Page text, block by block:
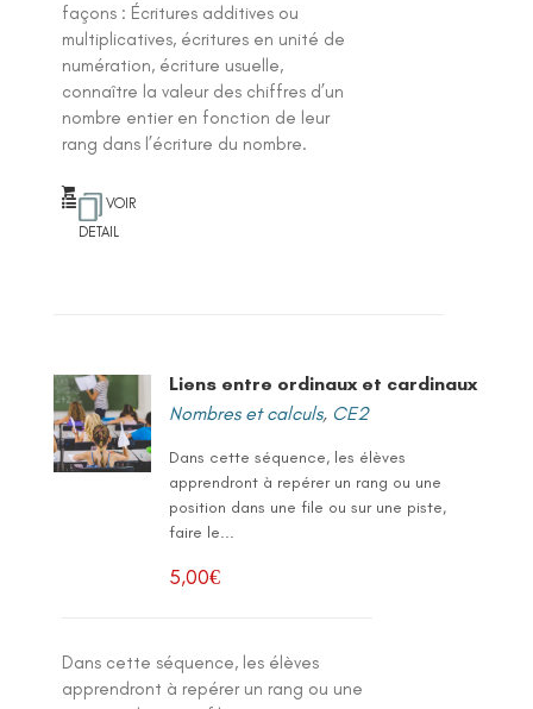
façons : Écritures additives ou
multiplicatives, écritures en unité de
numération, écriture usuelle,
connaître la valeur des chiffres d’un
nombre entier en fonction de leur
rang dans l’écriture du nombre.
VOIR
DETAIL
Liens entre ordinaux et cardinaux
Nombres et calculs, CE2
Dans cette séquence, les élèves
apprendront à repérer un rang ou une
position dans une file ou sur une piste,
faire le...
5,00€
Dans cette séquence, les élèves
apprendront à repérer un rang ou une